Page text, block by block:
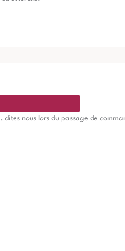
nous lors du passage de